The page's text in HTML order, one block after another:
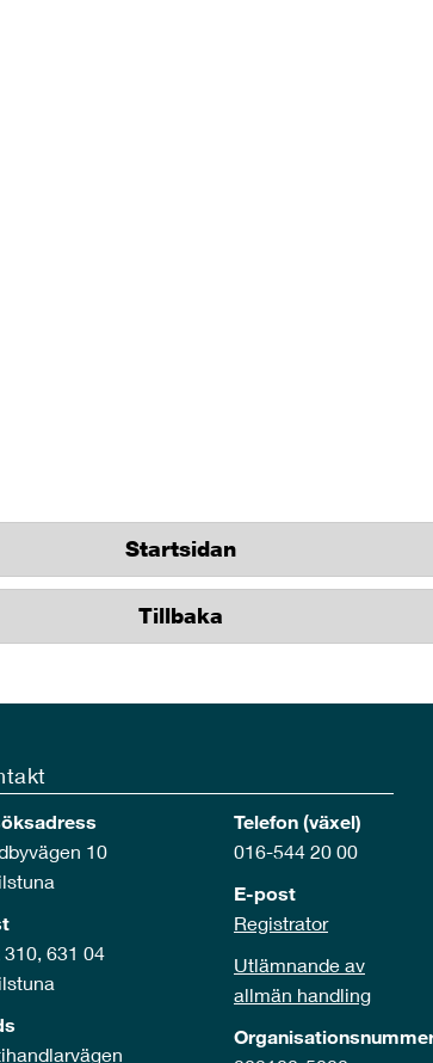
Startsidan
Tillbaka
10
310, 631 04
Telefon (växel)
016-544 20 00
E-post
Registrator
Utlämnande av
allmän handling